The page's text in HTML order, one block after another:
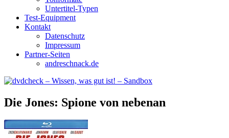
Untertitel-Typen
Test-Equipment
Kontakt
Datenschutz
Impressum
Partner-Seiten
andreschnack.de
Die Jones: Spione von nebenan